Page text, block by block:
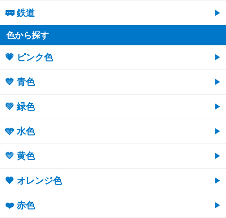
🚃 鉄道
色から探す
💗 ピンク色
💙 青色
💚 緑色
🩵 水色
💛 黄色
🧡 オレンジ色
❤️ 赤色